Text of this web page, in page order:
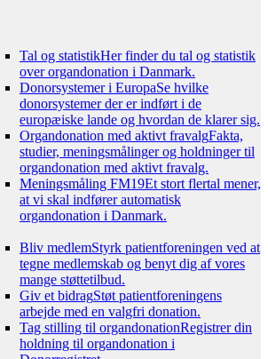
Tal og statistikHer finder du tal og statistik
over organdonation i Danmark.
Donorsystemer i EuropaSe hvilke
donorsystemer der er indført i de
europæiske lande og hvordan de klarer sig.
Organdonation med aktivt fravalgFakta,
studier, meningsmålinger og holdninger til
organdonation med aktivt fravalg.
Meningsmåling FM19Et stort flertal mener,
at vi skal indfører automatisk
organdonation i Danmark.
Bliv medlemStyrk patientforeningen ved at
tegne medlemskab og benyt dig af vores
mange støttetilbud.
Giv et bidragStøt patientforeningens
arbejde med en valgfri donation.
Tag stilling til organdonationRegistrer din
holdning til organdonation i